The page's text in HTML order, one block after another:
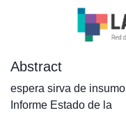
Abstract
espera sirva de
Informe Estado de la